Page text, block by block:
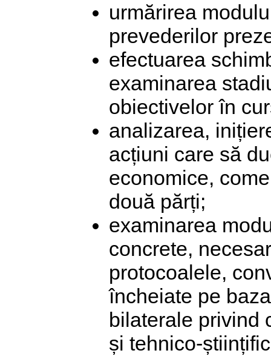
urmărirea
prevederilor
efectuarea
examinarea
obiectivelor în
analizarea,
acțiuni care să
economice,
două părți;
examinarea
concrete,
protocoalele,
încheiate pe
bilaterale privind
și tehnico-